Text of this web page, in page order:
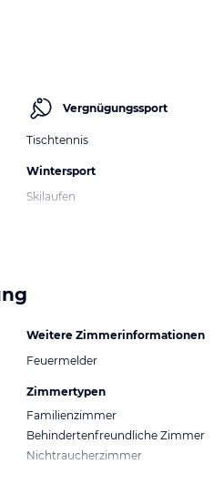
Vergnügungssport
Tischtennis
Wintersport
Skilaufen
Weitere Zimmerinformationen
Feuermelder
Zimmertypen
Familienzimmer
Behindertenfreundliche Zimmer
Nichtraucherzimmer